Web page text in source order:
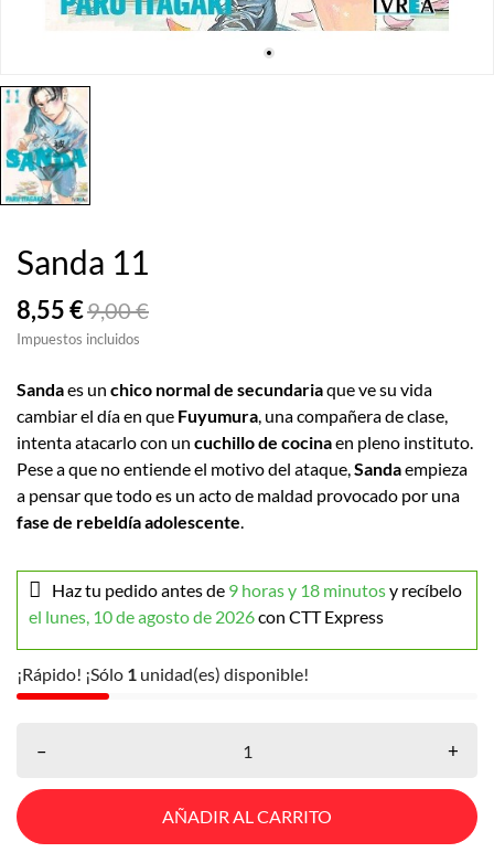
Sanda 11
8,55 €9,00 €
Impuestos incluidos
Sandaes un chico normal de secundariaque ve su vida
cambiar el día en que Fuyumura, una compañera de clase,
intenta atacarlo con un cuchillo de cocinaen pleno instituto.
Pese a que no entiende el motivo del ataque,Sandaempieza
a pensar que todo es un acto de maldad provocado por una
fase de rebeldía adolescente.
Haz tu pedido antes de 9 horas y 18 minutosy recíbelo
el lunes, 10 de agosto de 2026con CTT Express
¡Rápido! ¡Sólo 1 unidad(es) disponible!
– +
AÑADIR AL CARRITO